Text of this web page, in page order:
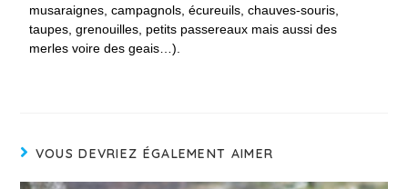
musaraignes, campagnols, écureuils, chauves-souris,
taupes, grenouilles, petits passereaux mais aussi des
merles voire des geais…).
VOUS DEVRIEZ ÉGALEMENT AIMER